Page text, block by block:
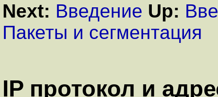
Next: Введение Up:
Пакеты и сегментация
IP протокол и